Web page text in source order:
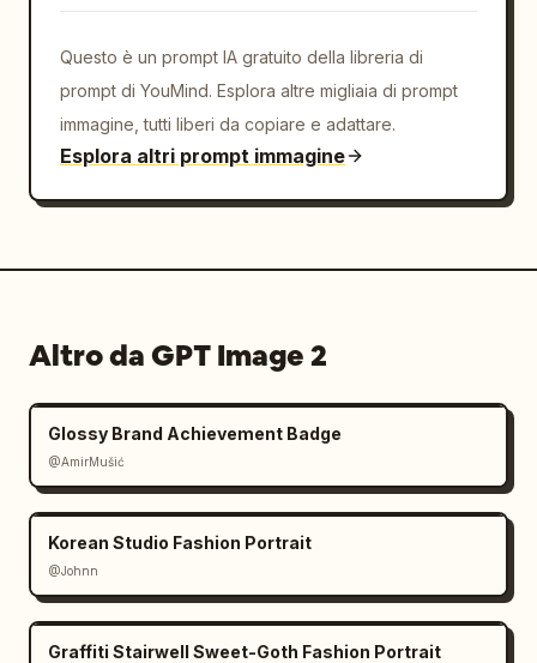
Questo è un prompt IA gratuito della libreria di
prompt di YouMind. Esplora altre migliaia di prompt
immagine, tutti liberi da copiare e adattare.
Esplora altri prompt immagine
Altro da GPT Image 2
Glossy Brand Achievement Badge
@AmirMušić
Korean Studio Fashion Portrait
@Johnn
Graffiti Stairwell Sweet-Goth Fashion Portrait